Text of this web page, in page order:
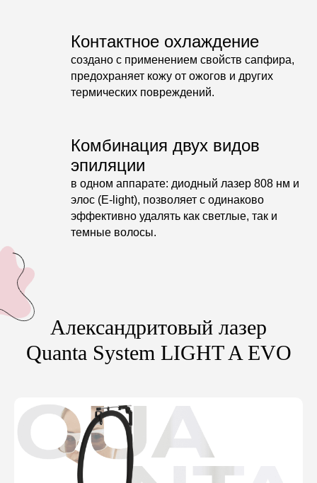
Контактное охлаждение
создано с применением свойств сапфира,
предохраняет кожу от ожогов и других
термических повреждений.
Комбинация двух видов
эпиляции
в одном аппарате: диодный лазер 808 нм и
элос (E-light), позволяет с одинаково
эффективно удалять как светлые, так и
темные волосы.
Александритовый лазер
Quanta System LIGHT A EVO